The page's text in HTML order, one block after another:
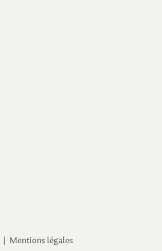
Mentions légales